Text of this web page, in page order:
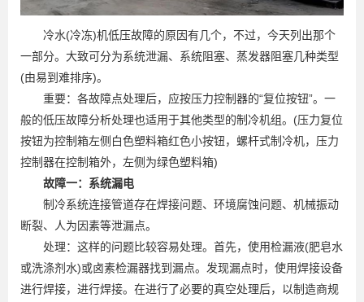
冷水(冷冻)机低压故障的原因有几个，不过，今天列出那个
一部分。大致可分为系统泄漏、系统阻塞、蒸发器阻塞几种类型
(由易到难排序)。
重要：各故障点处理后，应按压力控制器的“复位按钮”。一
般的低压故障分析处理也适用于其他类型的制冷机组。(压力复位
按钮为控制箱左侧白色塑料箱红色小按钮，螺杆式制冷机，压力
控制器在控制箱外，左侧为绿色塑料箱)
故障一：系统漏电
制冷系统连接管道存在焊接问题、环境腐蚀问题、机械振动
断裂、人为因素等泄漏点。
处理：这样的问题比较容易处理。首先，使用检漏液(肥皂水
或洗涤剂水)或卤素检漏器找到漏点。发现漏点时，使用焊接设备
进行焊接，进行焊接。在进行了必要的真空处理后，以制造商规